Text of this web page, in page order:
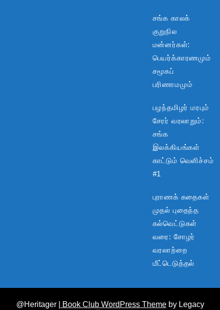
சங்க காலக்
குறுநில
மன்னர்கள்:
பெயர்க்காரணமும்
சமூகப்
பரிணாமமும்
பழந்தமிழர் மரபும்
சேரர் வரலாறும்:
சங்க
இலக்கியங்கள்
காட்டும் வெளிச்சம்
#1
புராணக் கதைகள்
முதல் புதைந்த
கல்வெட்டுகள்
வரை: சோழர்
வரலாற்றை
மீட்டெடுத்தல்
@Heritager | Book Club WordPress Themeby Legacy